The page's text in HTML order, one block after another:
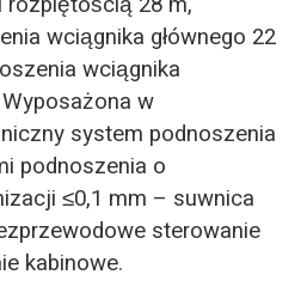
wciągnika głównego 22
wciągnika
w
system podnoszenia
podnoszenia o
≤0,1 mm – suwnica
sterowanie
kabinowe.